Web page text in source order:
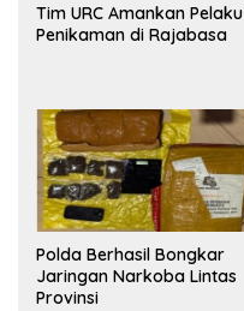
Tim URC Amankan Pelaku
Penikaman di Rajabasa
Polda Berhasil Bongkar
Jaringan Narkoba Lintas
Provinsi